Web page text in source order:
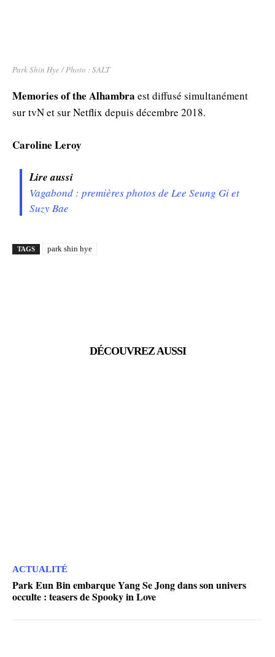
Park Shin Hye / Photo : SALT
Memories of the Alhambra est diffusé simultanément
sur tvN et sur Netflix depuis décembre 2018.
Caroline Leroy
Lire aussi
Vagabond : premières photos de Lee Seung Gi et
Suzy Bae
TAGS park shin hye
DÉCOUVREZ AUSSI
ACTUALITÉ
Park Eun Bin embarque Yang Se Jong dans son univers
occulte : teasers de Spooky in Love